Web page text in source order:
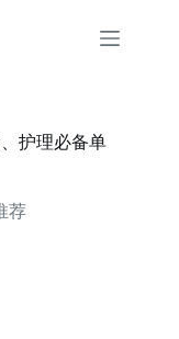
护理必备单
荐